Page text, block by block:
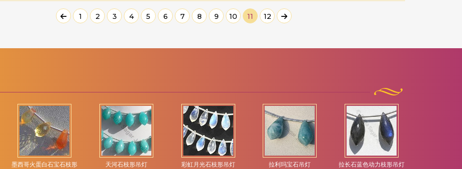
1 2 3 4 5 6 7 8 9 10 11 12
墨西哥火蛋白石宝石枝形
天河石枝形吊灯
彩虹月光石枝形吊灯
拉利玛宝石吊灯
拉长石蓝色动力枝形吊灯